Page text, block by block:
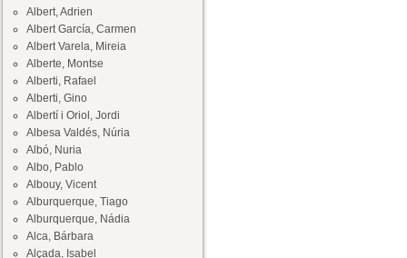
Albert, Adrien
Albert García, Carmen
Albert Varela, Mireia
Alberte, Montse
Alberti, Rafael
Alberti, Gino
Albertí i Oriol, Jordi
Albesa Valdés, Núria
Albó, Nuria
Albo, Pablo
Albouy, Vicent
Alburquerque, Tiago
Alburquerque, Nádia
Alca, Bárbara
Alçada, Isabel